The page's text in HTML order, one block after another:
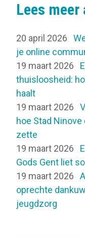
Lees
20 april 2026
je online
19 maart 2026
thuisloosheid:
haalt
19 maart 2026
hoe Stad
zette
19 maart 2026
Gods Gent liet
19 maart 2026
oprechte
jeugdzorg